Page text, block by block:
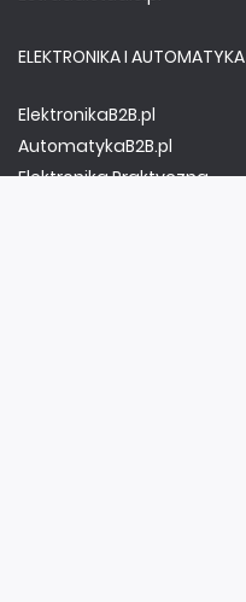
ELEKTRONIKA I AUTOMATYKA
ElektronikaB2B.pl
AutomatykaB2B.pl
Elektronika Praktyczna